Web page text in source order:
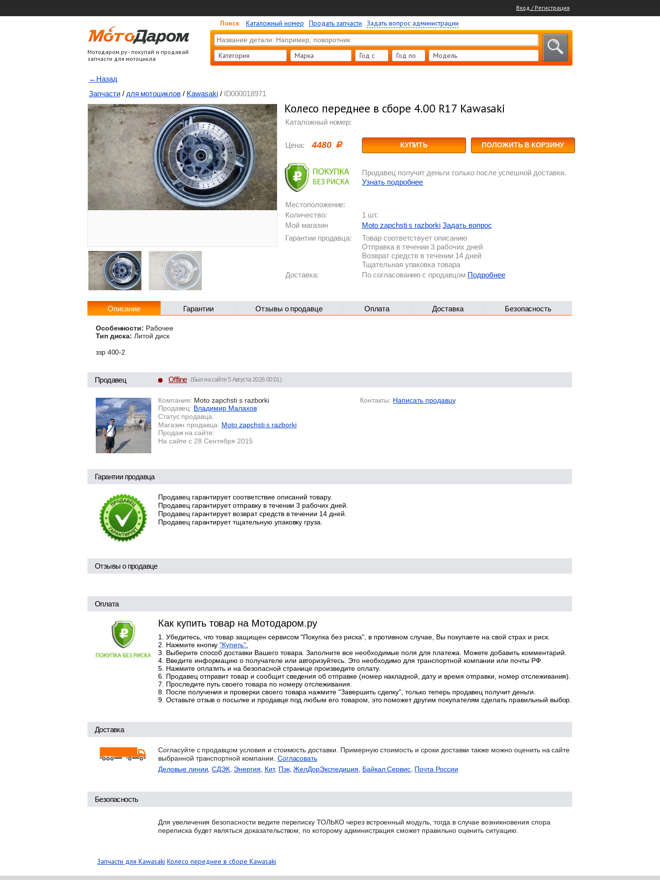
Вход / Регистрация
Мотодаром.ру - покупай и продавай
запчасти для мотоцикла
Поиск Каталожный номер Продать запчасти Задать вопрос администрации
Категория Марка Год c Год по Модель
←Назад
Запчасти / для мотоциклов / Kawasaki / ID000018971
Колесо переднее в сборе 4.00 R17 Kawasaki
Каталожный номер:
Цена: 4480 КУПИТЬ ПОЛОЖИТЬ В КОРЗИНУ
Продавец получит деньги только после успешной доставки.
Узнать подробнее
Местоположение:
Количество:
1 шт.
Мой магазин
Moto zapchsti s razborki Задать вопрос
Гарантии продавца:
Товар соответствует описанию
Отправка в течении 3 рабочих дней
Возврат средств в течении 14 дней
Тщательная упаковка товара
Доставка:
По согласованию с продавцом Подробнее
Описание Гарантии Отзывы о продавце Оплата Доставка Безопасность
Особенности: Рабочее
Тип диска: Литой диск
ззр 400-2
Продавец Offline (Был на сайте 5 Августа 2026 00:01)
Компания: Moto zapchsti s razborki
Продавец: Владимир Малахов
Статус продавца:
Магазин продавца: Moto zapchsti s razborki
Продаж на сайте:
На сайте с 28 Сентября 2015
Контакты: Написать продавцу
Гарантии продавца
Продавец гарантирует соответствие описаний товару.
Продавец гарантирует отправку в течении 3 рабочих дней.
Продавец гарантирует возврат средств в течении 14 дней.
Продавец гарантирует тщательную упаковку груза.
Отзывы о продавце
Оплата
Как купить товар на Мотодаром.ру
Убедитесь, что товар защищен сервисом "Покупка без риска", в противном случае, Вы покупаете на свой страх и риск.
Нажмите кнопку"Купить".
Выберите способ доставки Вашего товара. Заполните все необходимые поля для платежа. Можете добавить комментарий.
Введите информацию о получателе или авторизуйтесь. Это необходимо для транспортной компании или почты РФ.
Нажмите оплатить и на безопасной странице произведите оплату.
Продавец отправит товар и сообщит сведения об отправке (номер накладной, дату и время отправки, номер отслеживания).
Проследите путь своего товара по номеру отслеживания.
После получения и проверки своего товара нажмите "Завершить сделку", только теперь продавец получит деньги.
Оставьте отзыв о посылке и продавце под любым его товаром, это поможет другим покупателям сделать правильный выбор.
Доставка
Согласуйте с продавцом условия и стоимость доставки. Примерную стоимость и сроки доставки также можно оценить на сайте
выбранной транспортной компании. Согласовать
Деловые линии ,СДЭК Энергия Кит, Пэк,ЖелДорЭкспедиция Байкал Сервис Почта России
Безопасность
Для увеличения безопасности ведите переписку ТОЛЬКО через встроенный модуль, тогда в случае возникновения спора
переписка будет являться доказательством, по которому администрация сможет правильно оценить ситуацию.
Запчасти для Kawasaki Колесо переднее в сборе Kawasaki